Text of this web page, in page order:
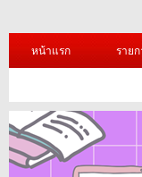
หน้าแรก ราย